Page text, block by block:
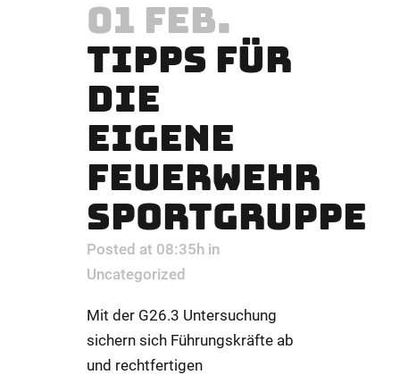
01 FEB.
TIPPS FÜR
DIE
EIGENE
FEUERWEHR
SPORTGRUPPE
Posted at 08:35h in
Uncategorized
Mit der G26.3 Untersuchung
sichern sich Führungskräfte ab
und rechtfertigen